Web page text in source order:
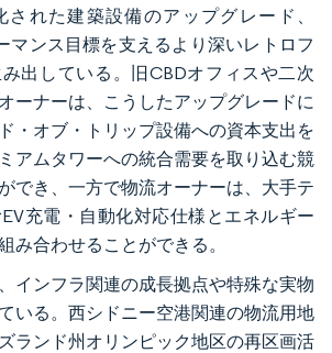
れた建築設備のアップグレード、
マンス目標を支えるより深いレトロフ
出している。旧CBDオフィスや二次
ーナーは、こうしたアップグレードに
・オブ・トリップ設備への資本支出を
アムタワーへの統合需要を取り込む競
でき、一方で物流オーナーは、大手テ
充電・自動化対応仕様とエネルギー
み合わせることができる。
インフラ関連の成長拠点や特殊な実物
いる。西シドニー空港関連の物流用地
ランド州オリンピック地区の再区画活